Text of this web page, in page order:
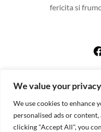
We value your privacy
We use cookies to enhance
personalised ads or
clicking "Accept All", you
fericita si
Facebook
Copyright 2023 | A
SuperbThemes